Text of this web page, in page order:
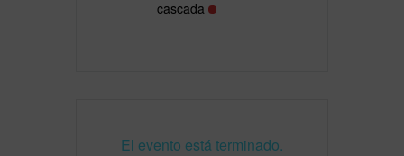
cascada
El evento está terminado.